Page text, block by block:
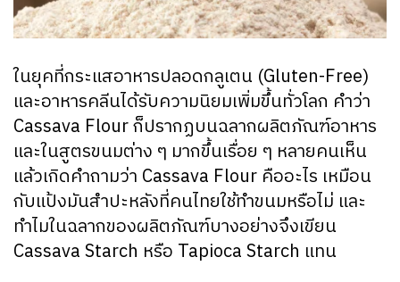
ในยุคที่กระแสอาหารปลอดกลูเตน (Gluten-Free)
และอาหารคลีนได้รับความนิยมเพิ่มขึ้นทั่วโลก คำว่า
Cassava Flour ก็ปรากฏบนฉลากผลิตภัณฑ์อาหาร
และในสูตรขนมต่าง ๆ มากขึ้นเรื่อย ๆ หลายคนเห็น
แล้วเกิดคำถามว่า Cassava Flour คืออะไร เหมือน
กับแป้งมันสำปะหลังที่คนไทยใช้ทำขนมหรือไม่ และ
ทำไมในฉลากของผลิตภัณฑ์บางอย่างจึงเขียน
Cassava Starch หรือ Tapioca Starch แทน